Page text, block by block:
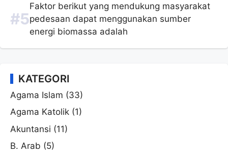
Faktor berikut yang mendukung masyarakat
pedesaan dapat menggunakan sumber
energi biomassa adalah
KATEGORI
Agama Islam (33)
Agama Katolik (1)
Akuntansi (11)
B. Arab (5)